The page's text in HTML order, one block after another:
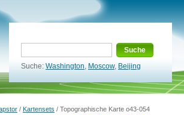
Suche
Suche: Washington, Moscow, Beijing
/ Kartensets / Topographische Karte o43-054